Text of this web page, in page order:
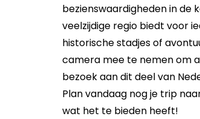
bezienswaardigheden in de
veelzijdige regio biedt voor
historische stadjes of
camera mee te nemen om
bezoek aan dit deel van
Plan vandaag nog je trip
wat het te bieden heeft!